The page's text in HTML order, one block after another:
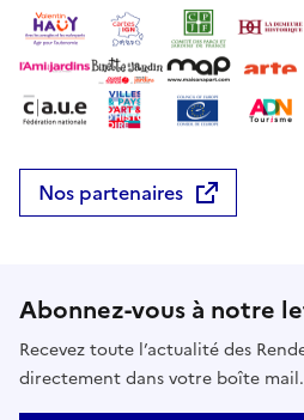
Nos partenaires
Abonnez-vous à notre
Recevez toute l’actualité des
directement dans votre boîte mail.